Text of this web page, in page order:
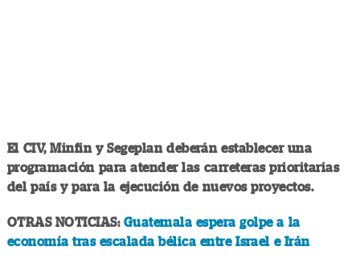
El CIV, Minfin y Segeplan deberán establecer una
programación para atender las carreteras prioritarias
del país y para la ejecución de nuevos proyectos.
OTRAS NOTICIAS: Guatemala espera golpe a la
economía tras escalada bélica entre Israel e Irán